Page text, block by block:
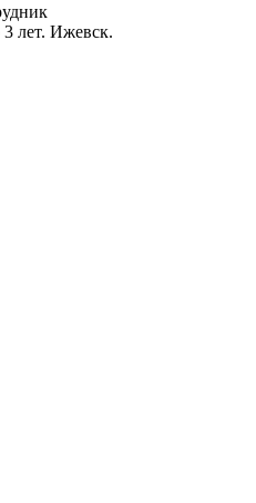
лет. Ижевск.